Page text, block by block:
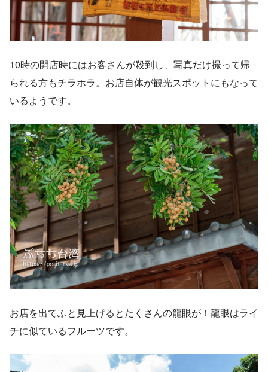
10時の開店時にはお客さんが殺到し、写真だけ撮って帰
られる方もチラホラ。お店自体が観光スポットにもなって
いるようです。
お店を出てふと見上げるとたくさんの龍眼が！龍眼はライ
チに似ているフルーツです。